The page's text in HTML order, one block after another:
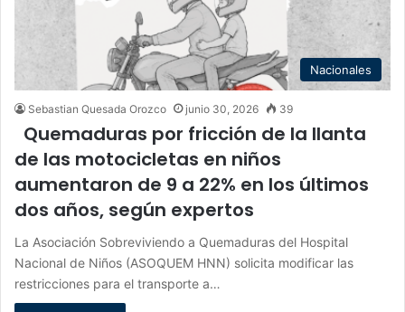
Nacionales
Sebastian Quesada Orozco junio 30, 2026 39
Quemaduras por fricción de la llanta
de las motocicletas en niños
aumentaron de 9 a 22% en los últimos
dos años, según expertos
La Asociación Sobreviviendo a Quemaduras del Hospital
Nacional de Niños (ASOQUEM HNN) solicita modificar las
restricciones para el transporte a…